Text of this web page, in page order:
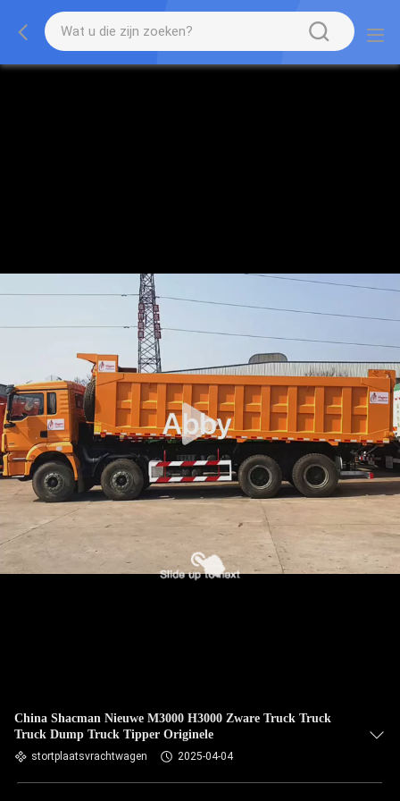
China Shacman Nieuwe M3000 H3000 Zware Truck Truck
Truck Dump Truck Tipper Originele
stortplaatsvrachtwagen 2025-04-04